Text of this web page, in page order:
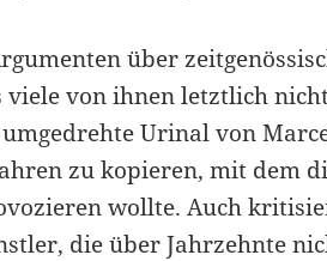
über
viele von ihnen letztlich
Urinal von
zu kopieren, mit dem
wollte. Auch
die über Jahrzehnte